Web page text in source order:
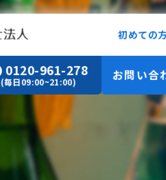
初めての
0120-961-278
(毎日09:00~21:00) お問い合